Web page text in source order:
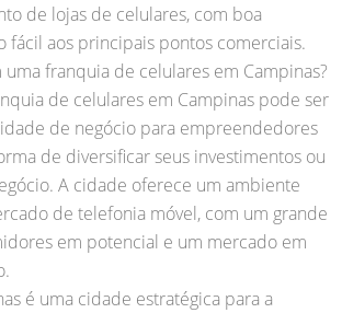
de lojas de celulares, com boa
fácil aos principais pontos comerciais.
franquia de celulares em Campinas?
de celulares em Campinas pode ser
de negócio para empreendedores
de diversificar seus investimentos ou
A cidade oferece um ambiente
de telefonia móvel, com um grande
em potencial e um mercado em
é uma cidade estratégica para a